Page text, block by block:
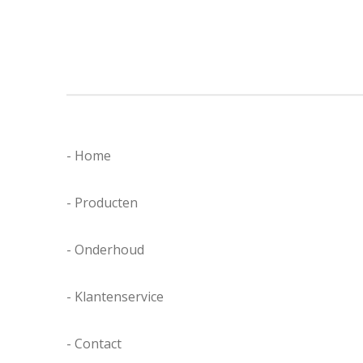
- Home
- Producten
- Onderhoud
- Klantenservice
- Contact